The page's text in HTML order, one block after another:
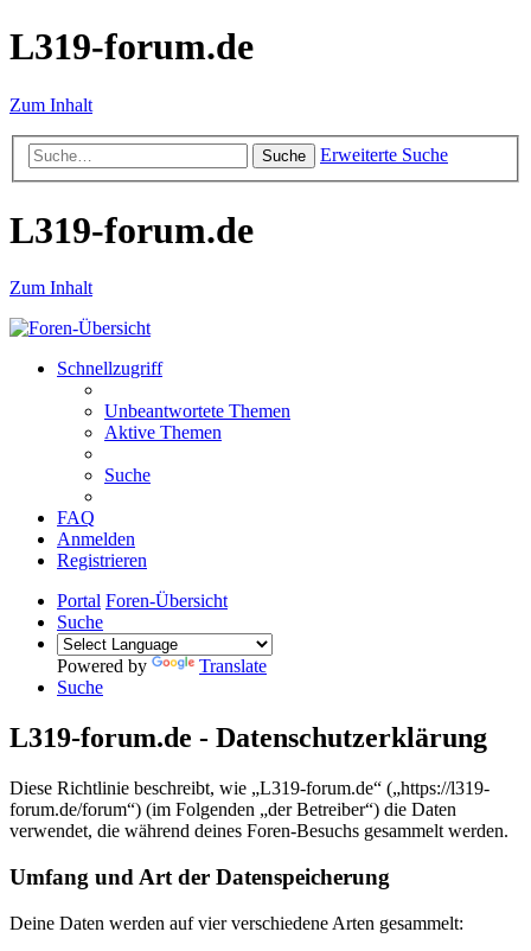
L319-forum.de
Zum Inhalt
Suche Erweiterte Suche
L319-forum.de
Zum Inhalt
Schnellzugriff
Unbeantwortete Themen
Aktive Themen
Suche
FAQ
Anmelden
Registrieren
Portal Foren-Übersicht
Suche
Powered by
Translate
Suche
L319-forum.de - Datenschutzerklärung
Diese Richtlinie beschreibt, wie „L319-forum.de“ („https://l319-
forum.de/forum“) (im Folgenden „der Betreiber“) die Daten
verwendet, die während deines Foren-Besuchs gesammelt werden.
Umfang und Art der Datenspeicherung
Deine Daten werden auf vier verschiedene Arten gesammelt: